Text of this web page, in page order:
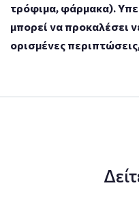
τρόφιμα, φάρμακα).
μπορεί να προκαλέσει
ορισμένες